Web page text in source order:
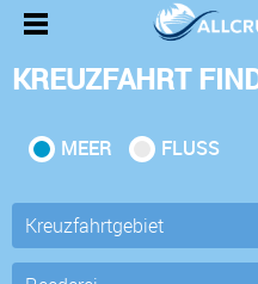
KREUZFAHRT
MEER FLUSS